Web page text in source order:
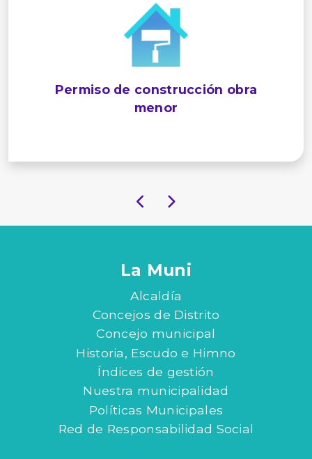
Permiso de construcción obra
menor
La Muni
Alcaldía
Concejos de Distrito
Concejo municipal
Historia, Escudo e Himno
Índices de gestión
Nuestra municipalidad
Políticas Municipales
Red de Responsabilidad Social